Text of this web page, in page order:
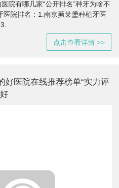
院有哪几家“公开排名”种牙为啥不
院排名：1.南京茀莱堡种植牙医
点击查看详情 >>
好医院在线推荐榜单“实力评